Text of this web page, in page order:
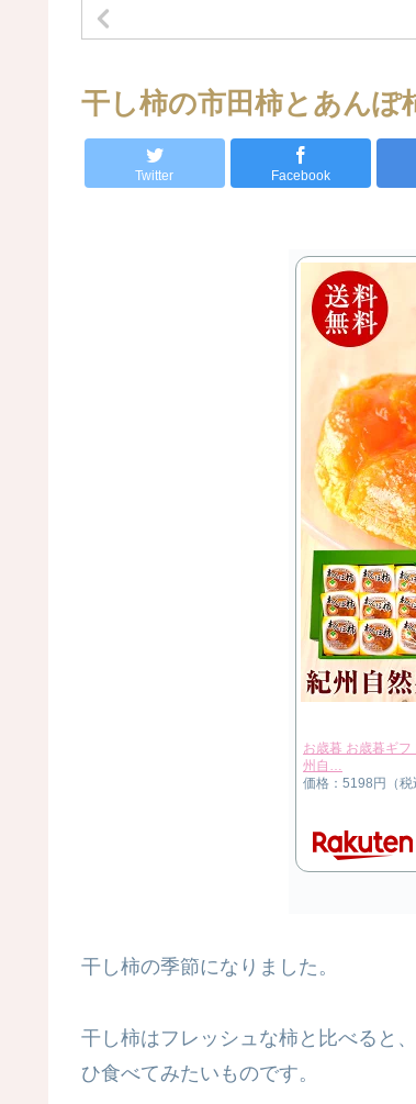
干し柿の市田柿とあんぽ
Twitter Facebook
お歳暮 お歳暮ギ
州自…
価格：5198円（税
干し柿の季節になりました。
干し柿はフレッシュな柿と比べると
ひ食べてみたいものです。